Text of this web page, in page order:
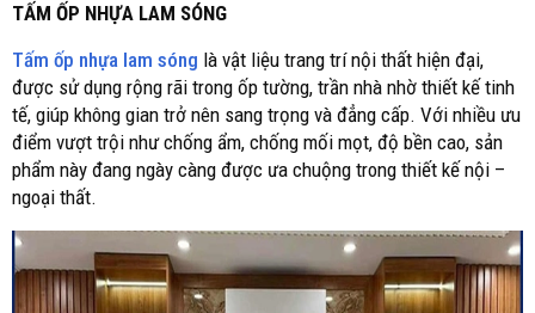
TẤM ỐP NHỰA LAM SÓNG
Tấm ốp nhựa lam sóng là vật liệu trang trí nội thất hiện đại,
được sử dụng rộng rãi trong ốp tường, trần nhà nhờ thiết kế tinh
tế, giúp không gian trở nên sang trọng và đẳng cấp. Với nhiều ưu
điểm vượt trội như chống ẩm, chống mối mọt, độ bền cao, sản
phẩm này đang ngày càng được ưa chuộng trong thiết kế nội –
ngoại thất.